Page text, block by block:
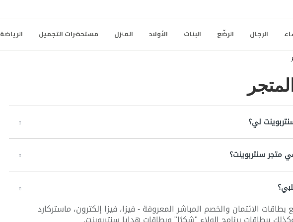
الرجال الرضّع البنات الأولاد المنزل مستحضرات التجميل الرياضة
لي؟
متجر سنتربوينت؟
الائتمان والخصم المباشر المعروفة - فيزا، فيزا إلكترون، ماستركارد